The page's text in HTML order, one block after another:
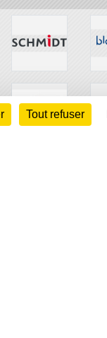
Tout refuser